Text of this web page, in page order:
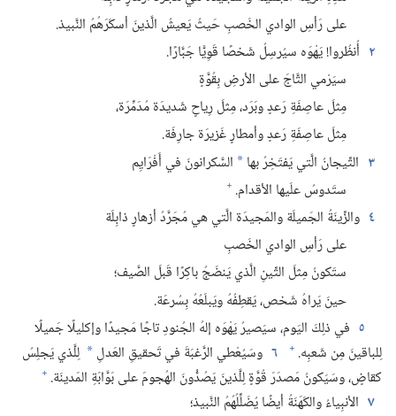
على رَأسِ الوادي الخَصبِ حَيثُ يَعيشُ الَّذينَ أسكَرَهُمُ النَّبيذ.‏
٢ أُنظُروا!‏ يَهْوَه سيُرسِلُ شَخصًا قَوِيًّا جَبَّارًا.‏
سيَرْمي التَّاجَ على الأرضِ بِقُوَّةٍ
مِثلَ عاصِفَةِ رَعدٍ وبَرَد،‏ مِثلَ رِياحٍ شَديدَة مُدَمِّرَة،‏
مِثلَ عاصِفَةِ رَعدٍ وأمطارٍ غَزيرَة جارِفَة.‏
٣ التِّيجانُ الَّتي يَفتَخِرُ بها * السَّكرانونَ في أَفْرَايِم
ستَدوسُ علَيها الأقدام.‏ +
٤ والزِّينَةُ الجَميلَة والمَجيدَة الَّتي هي مُجَرَّدُ أزهارٍ ذابِلَة
على رَأسِ الوادي الخَصبِ
ستَكونُ مِثلَ التِّينِ الَّذي يَنضَجُ باكِرًا قَبلَ الصَّيف؛‏
حينَ يَراهُ شَخص،‏ يَقطِفُهُ ويَبلَعُهُ بِسُرعَة.‏
٥ في ذلِكَ اليَوم،‏ سيَصيرُ يَهْوَه إلهُ الجُنودِ تاجًا مَجيدًا وإكليلًا جَميلًا
لِلباقينَ مِن شَعبِه.‏ + ٦ وسَيُعْطي الرَّغبَةَ في تَحقيقِ العَدلِ * لِلَّذي يَجلِسُ
كقاضٍ،‏ وسَيَكونُ مَصدَرَ قُوَّةٍ لِلَّذينَ يَصُدُّونَ الهُجومَ على بَوَّابَةِ المَدينَة.‏ +
٧ الأنبِياءُ والكَهَنَةُ أيضًا يُضَلِّلُهُمُ النَّبيذ؛‏